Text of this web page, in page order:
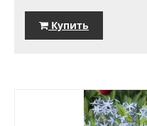
Купить